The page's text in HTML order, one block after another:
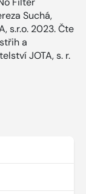
Suchá,
s.r.o. 2023. Čte
a
JOTA, s. r.